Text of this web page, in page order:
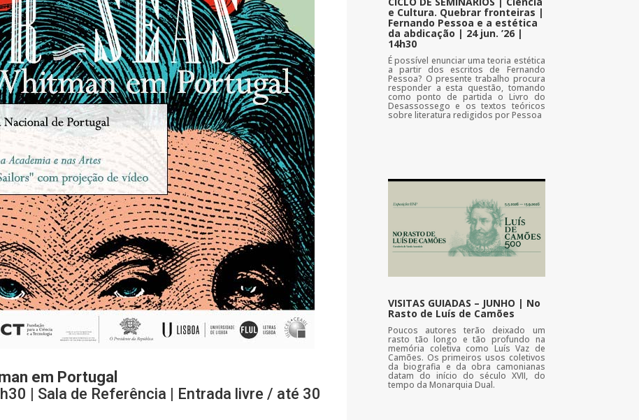
em Portugal
| Sala de Referência | Entrada livre / até 30
e Cultura. Quebrar fronteiras |
Fernando Pessoa e a estética
da abdicação | 24 jun. ’26 |
14h30
É possível enunciar uma teoria estética
a partir dos escritos de Fernando
Pessoa? O presente trabalho procura
responder a esta questão, tomando
como ponto de partida o Livro do
Desassossego e os textos teóricos
sobre literatura redigidos por Pessoa
VISITAS GUIADAS – JUNHO | No
Rasto de Luís de Camões
Poucos autores terão deixado um
rasto tão longo e tão profundo na
memória coletiva como Luís Vaz de
Camões. Os primeiros usos coletivos
da biografia e da obra camonianas
datam do início do século XVII, do
tempo da Monarquia Dual.